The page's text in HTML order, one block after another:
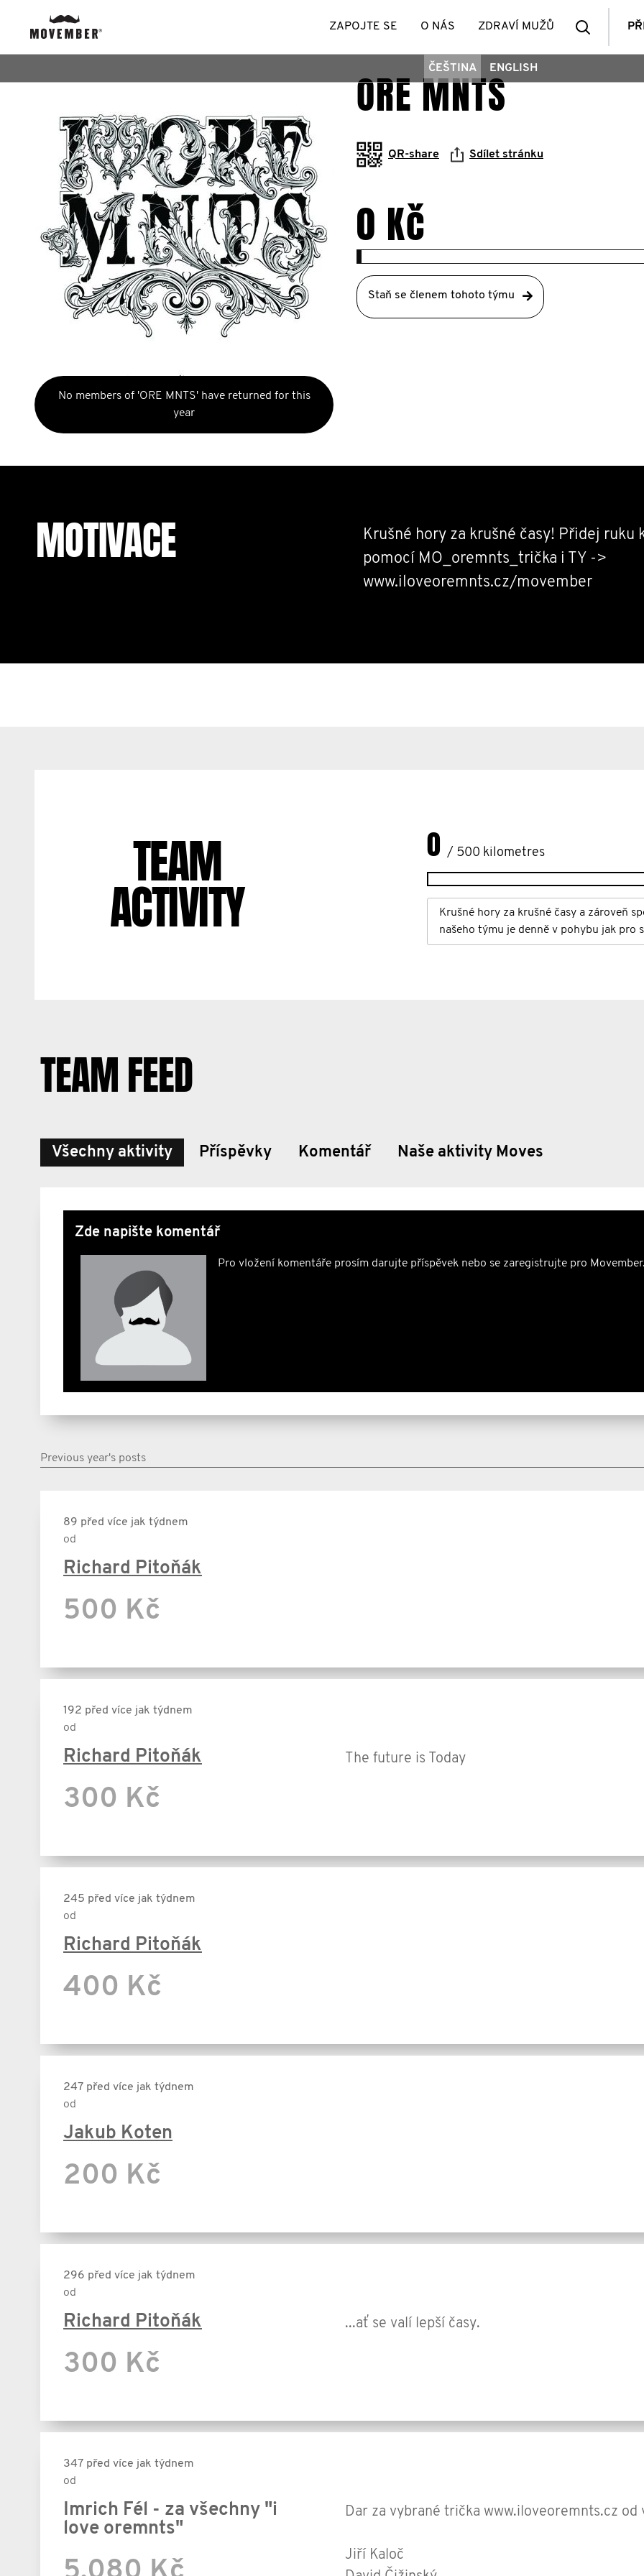
členů
ZAPOJTE SE O NÁS ZDRAVÍ MUŽŮ
ČEŠTINA ENGLISH
No members of 'ORE MNTS' have returned for this
year
ORE MNTS
QR-share Sdílet stránku
0 Kč
Staň se členem tohoto týmu
MOTIVACE
Krušné hory za krušné časy! Přidej ruku
pomocí MO_oremnts_trička i TY ->
www.iloveoremnts.cz/movember
TEAM
ACTIVITY
0 / 500 kilometres
Krušné hory za krušné časy a zároveň
našeho týmu je denně v pohybu jak pro
TEAM FEED
Všechny aktivity Příspěvky Komentář Naše aktivity Moves
Zde napište komentář
Pro vložení komentáře prosím darujte příspěvek nebo se zaregistrujte pro Movember.
Previous year's posts
89 před více jak týdnem
od
Richard Pitoňák
500 Kč
192 před více jak týdnem
od
Richard Pitoňák
300 Kč
The future is Today
245 před více jak týdnem
od
Richard Pitoňák
400 Kč
247 před více jak týdnem
od
Jakub Koten
200 Kč
296 před více jak týdnem
od
Richard Pitoňák
300 Kč
...ať se valí lepší časy.
347 před více jak týdnem
od
Imrich Fél - za všechny "i
love oremnts"
Dar za vybrané trička www.iloveoremnts.cz od
Jiří Kaloč